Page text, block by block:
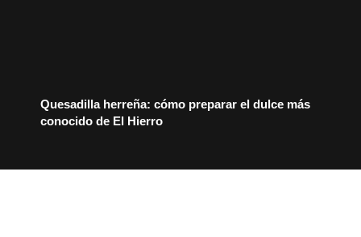
Quesadilla herreña: cómo preparar el dulce más
conocido de El Hierro